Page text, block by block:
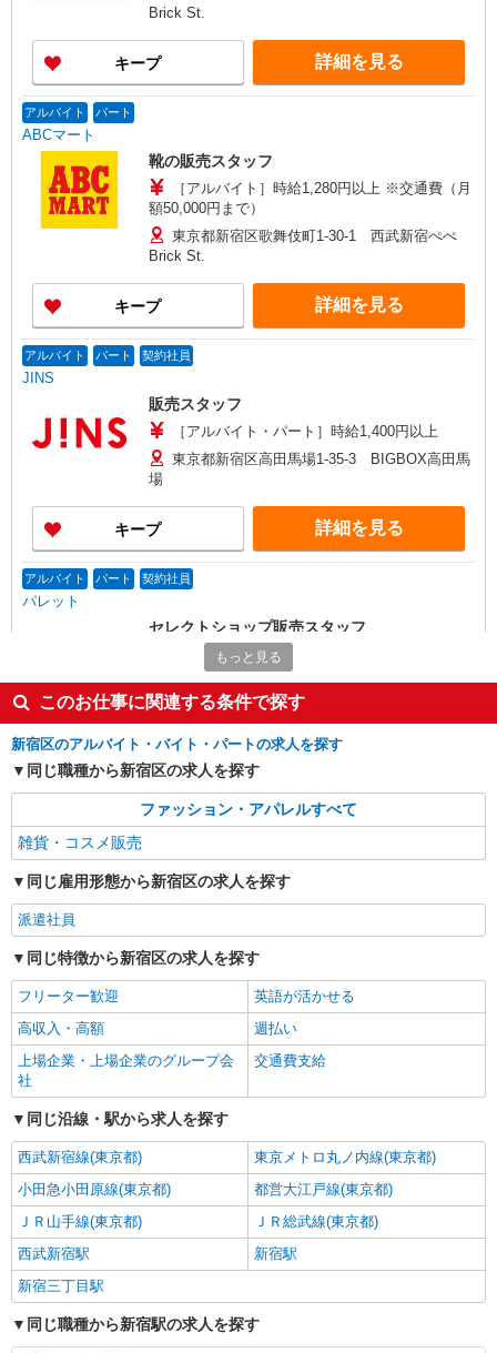
Brick St.
キープ 詳細を見る
アルバイト パート
ABCマート
靴の販売スタッフ
［アルバイト］時給1,280円以上 ※交通費（月
額50,000円まで）
東京都新宿区歌舞伎町1-30-1 西武新宿ぺぺ
Brick St.
キープ 詳細を見る
アルバイト パート 契約社員
JINS
販売スタッフ
［アルバイト・パート］時給1,400円以上
東京都新宿区高田馬場1-35-3 BIGBOX高田馬
場
キープ 詳細を見る
アルバイト パート 契約社員
パレット
セレクトショップ販売スタッフ
［アルバイト・パート・契約社員］時給1,400
円〜1,650円 ※試用期間（原則300時間程度フルタ
イム勤務で2ヶ月）：時給1,300円 ※経験・能力に
より優遇します。 ※正社員登用制度あり（6カ月
以降）
アトレ四谷 東京都新宿区四谷1-5-25
キープ 詳細を見る
株式会社iDA（16180857）
時給1500円〜1550円 ご経験・スキルにより考
キープ 詳細を見る
派遣社員
株式会社iDA（16058432）
バッグ販売
時給1550円〜1700円 ご経験・スキルにより考
慮致します
東京都新宿区 JR新宿駅から地下で直結（徒歩
2分）
キープ 詳細を見る
派遣社員
シューズ販売
もっと見る
このお仕事に関連する条件で探す
新宿区のアルバイト・バイト・パートの求人を探す
同じ職種から新宿区の求人を探す
ファッション・アパレルすべて
雑貨・コスメ販売
同じ雇用形態から新宿区の求人を探す
派遣社員
同じ特徴から新宿区の求人を探す
フリーター歓迎
英語が活かせる
高収入・高額
週払い
上場企業・上場企業のグループ会
社
交通費支給
同じ沿線・駅から求人を探す
西武新宿線(東京都)
東京メトロ丸ノ内線(東京都)
小田急小田原線(東京都)
都営大江戸線(東京都)
ＪＲ山手線(東京都)
ＪＲ総武線(東京都)
西武新宿駅
新宿駅
新宿三丁目駅
同じ職種から新宿駅の求人を探す